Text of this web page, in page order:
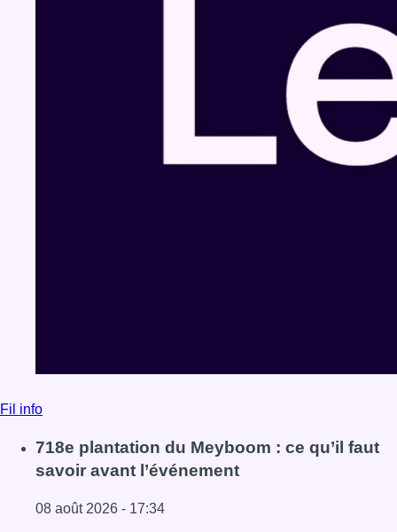
Fil info
718e plantation du Meyboom : ce qu’il faut
savoir avant l’événement
08 août 2026 - 17:34